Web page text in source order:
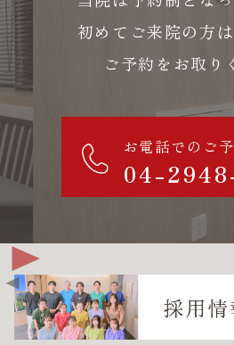
初めてご来院の方
ご予約をお取り
お電話でのご
04-